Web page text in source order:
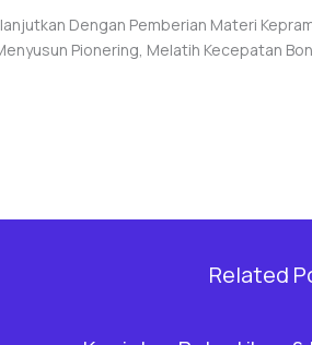
Dengan Pemberian Materi
Pionering, Melatih Kecepatan
Related